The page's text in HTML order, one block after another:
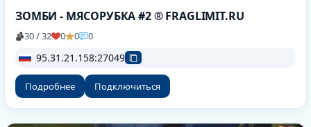
ЗОМБИ - МЯСОРУБКА #2 ® FRAGLIMIT.RU
30 / 32 0 0 0
95.31.21.158:27049
Подробнее Подключиться